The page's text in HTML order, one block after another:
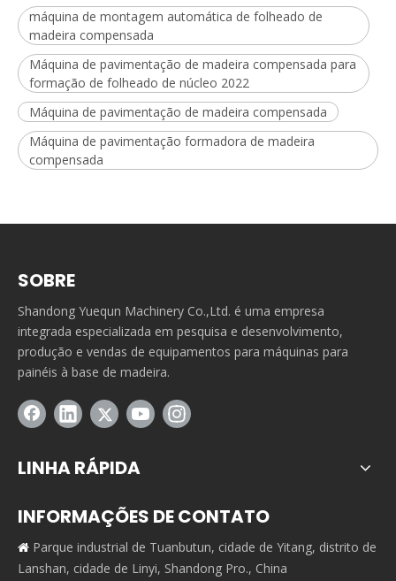
máquina de montagem automática de folheado de
madeira compensada
Máquina de pavimentação de madeira compensada para
formação de folheado de núcleo 2022
Máquina de pavimentação de madeira compensada
Máquina de pavimentação formadora de madeira
compensada
SOBRE
Shandong Yuequn Machinery Co.,Ltd. é uma empresa
integrada especializada em pesquisa e desenvolvimento,
produção e vendas de equipamentos para máquinas para
painéis à base de madeira.
LINHA RÁPIDA
INFORMAÇÕES DE CONTATO
 Parque industrial de Tuanbutun, cidade de Yitang, distrito de
Lanshan, cidade de Linyi, Shandong Pro., China